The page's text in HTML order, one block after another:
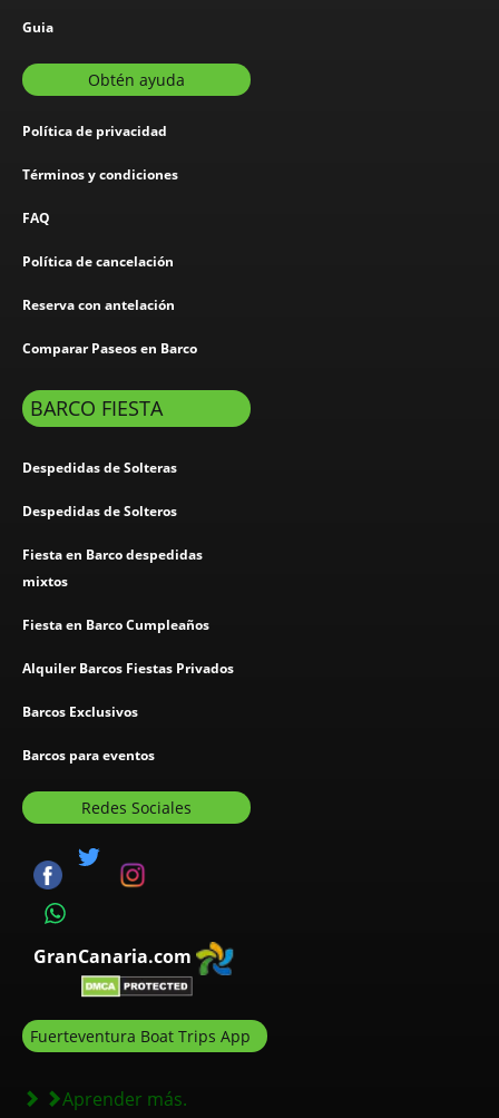
Guia
Obtén ayuda
Política de privacidad
Términos y condiciones
FAQ
Política de cancelación
Reserva con antelación
Comparar Paseos en Barco
BARCO FIESTA
Despedidas de Solteras
Despedidas de Solteros
Fiesta en Barco despedidas
mixtos
Fiesta en Barco Cumpleaños
Alquiler Barcos Fiestas Privados
Barcos Exclusivos
Barcos para eventos
Redes Sociales
GranCanaria.com
Fuerteventura Boat Trips App
Aprender más.